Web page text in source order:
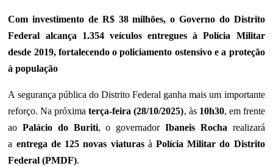
Com investimento de R$ 38 milhões, o Governo do Distrito
Federal alcança 1.354 veículos entregues à Polícia Militar
desde 2019, fortalecendo o policiamento ostensivo e a proteção
à população
A segurança pública do Distrito Federal ganha mais um importante
reforço. Na próximaterça-feira (28/10/2025), às 10h30, em frente
aoPalácio do Buriti, o governadorIbaneis Rocha realizará
a entrega de 125 novas viaturasà Polícia Militar do Distrito
Federal (PMDF).